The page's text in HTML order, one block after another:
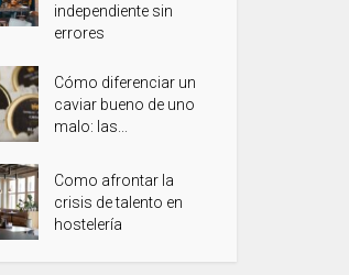
independiente sin
errores
Cómo diferenciar un
caviar bueno de uno
malo: las...
Como afrontar la
crisis de talento en
hostelería